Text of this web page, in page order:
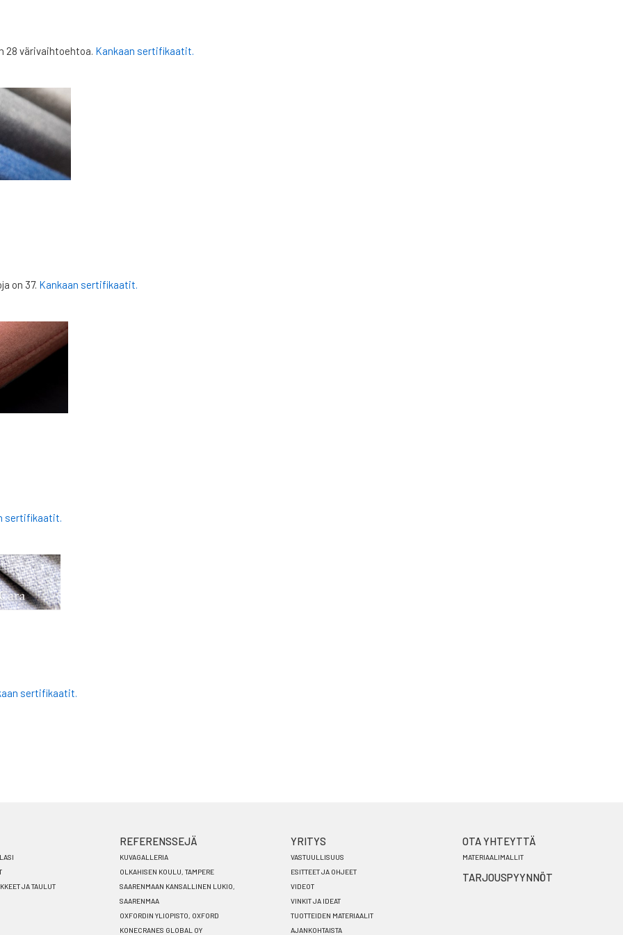
28 värivaihtoehtoa. Kankaan sertifikaatit.
on 37. Kankaan sertifikaatit.
sertifikaatit.
sertifikaatit.
JA TAULUT
REFERENSSEJÄ
KUVAGALLERIA
OLKAHISEN KOULU, TAMPERE
SAARENMAAN KANSALLINEN LUKIO,
SAARENMAA
OXFORDIN YLIOPISTO, OXFORD
KONECRANES GLOBAL OY
YRITYS
VASTUULLISUUS
ESITTEET JA OHJEET
VIDEOT
VINKIT JA IDEAT
TUOTTEIDEN MATERIAALIT
AJANKOHTAISTA
OTA YHTEYTTÄ
MATERIAALIMALLIT
TARJOUSPYYNNÖT